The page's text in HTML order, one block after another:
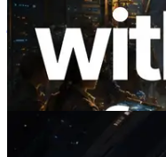
ERPC का
वैश्विक क्षेत्रों से
Information API
यह लेख पढ़ें